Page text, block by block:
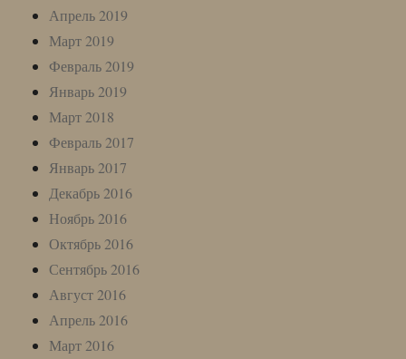
Апрель 2019
Март 2019
Февраль 2019
Январь 2019
Март 2018
Февраль 2017
Январь 2017
Декабрь 2016
Ноябрь 2016
Октябрь 2016
Сентябрь 2016
Август 2016
Апрель 2016
Март 2016